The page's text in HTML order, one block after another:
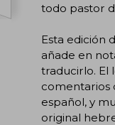
todo pastor
Esta edición
añade en
traducirlo. El
comentarios
español, y
original